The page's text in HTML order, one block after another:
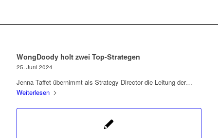
WongDoody holt zwei Top-Strategen
25. Juni 2024
Jenna Taffet übernimmt als Strategy Director die Leitung der…
Weiterlesen